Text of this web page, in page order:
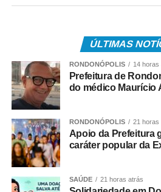
Após o atendimento inicial, o
Regional, acompanhado da mãe,
os cuidados da equipe médica. A
pediatra de plantão, que deu
e aos procedimentos necessários.
COMENTE ABAIXO:
WhatsApp
Facebook
Twitter
ÚLTIMAS
RONDONÓPOLIS 14 horas
Prefeitura de
do médico Maurício
RONDONÓPOLIS 21 horas
Apoio da Prefeitura
caráter popular da
SAÚDE 21 horas atrás